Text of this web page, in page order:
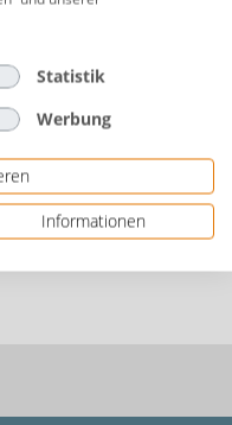
Statistik
Werbung
Informationen